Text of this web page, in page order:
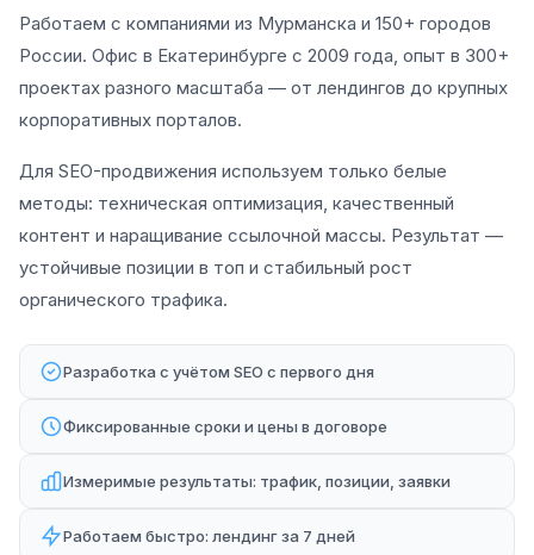
Работаем с компаниями из Мурманска и 150+ городов
России. Офис в Екатеринбурге с 2009 года, опыт в 300+
проектах разного масштаба — от лендингов до крупных
корпоративных порталов.
Для SEO-продвижения используем только белые
методы: техническая оптимизация, качественный
контент и наращивание ссылочной массы. Результат —
устойчивые позиции в топ и стабильный рост
органического трафика.
Разработка с учётом SEO с первого дня
Фиксированные сроки и цены в договоре
Измеримые результаты: трафик, позиции, заявки
Работаем быстро: лендинг за 7 дней